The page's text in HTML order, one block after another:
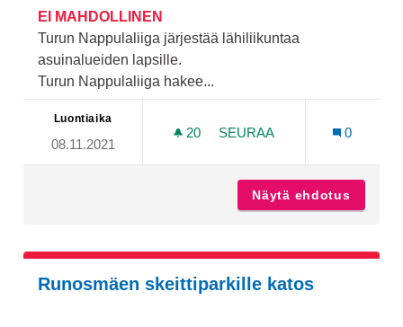
EI MAHDOLLINEN
Turun Nappulaliiga järjestää lähiliikuntaa
asuinalueiden lapsille.
Turun Nappulaliiga hakee...
Luontiaika
08.11.2021
20 20 SEURAAJAA
SEURAA
0
Näytä ehdotus
Runosmäen skeittiparkille katos